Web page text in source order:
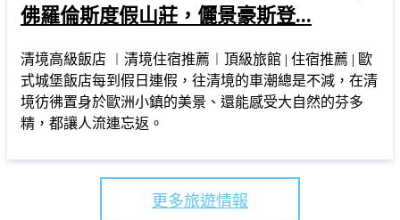
佛羅倫斯度假山莊，儷景豪斯登...
清境高級飯店 ︱清境住宿推薦︱頂級旅館 | 住宿推薦 | 歐
式城堡飯店每到假日連假，往清境的車潮總是不減，在清
境彷彿置身於歐洲小鎮的美景、還能感受大自然的芬多
精，都讓人流連忘返。
更多旅遊情報